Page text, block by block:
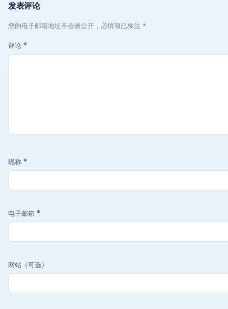
发表评论
您的电子邮箱地址不会被公开，必填项已标注 *
评论 *
昵称 *
电子邮箱 *
网站（可选）